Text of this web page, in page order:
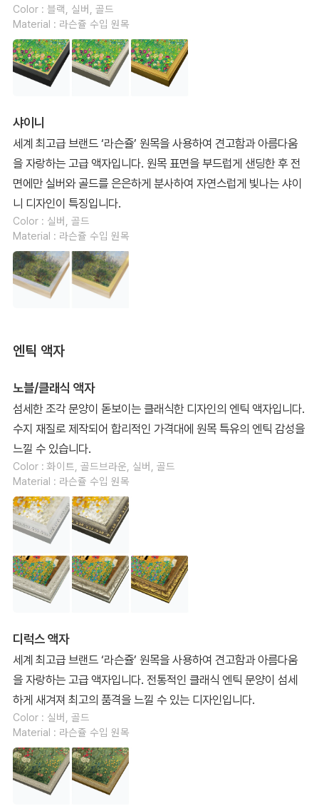
Color : 블랙, 실버, 골드
Material : 라슨쥴 수입 원목
샤이니
세계 최고급 브랜드 ‘라슨쥴’ 원목을 사용하여 견고함과 아름다움
을 자랑하는 고급 액자입니다. 원목 표면을 부드럽게 샌딩한 후 전
면에만 실버와 골드를 은은하게 분사하여 자연스럽게 빛나는 샤이
니 디자인이 특징입니다.
Color : 실버, 골드
Material : 라슨쥴 수입 원목
엔틱 액자
노블/클래식 액자
섬세한 조각 문양이 돋보이는 클래식한 디자인의 엔틱 액자입니다.
수지 재질로 제작되어 합리적인 가격대에 원목 특유의 엔틱 감성을
느낄 수 있습니다.
Color : 화이트, 골드브라운, 실버, 골드
Material : 라슨쥴 수입 원목
디럭스 액자
세계 최고급 브랜드 ‘라슨쥴’ 원목을 사용하여 견고함과 아름다움
을 자랑하는 고급 액자입니다. 전통적인 클래식 엔틱 문양이 섬세
하게 새겨져 최고의 품격을 느낄 수 있는 디자인입니다.
Color : 실버, 골드
Material : 라슨쥴 수입 원목